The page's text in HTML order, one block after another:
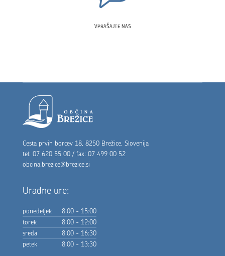
VPRAŠAJTE NAS
Noga strani
Cesta prvih borcev 18, 8250 Brežice, Slovenija
tel: 07 620 55 00 / fax: 07 499 00 52
obcina.brezice@brezice.si
Uradne ure:
ponedeljek
8:00 - 15:00
torek
8:00 - 12:00
sreda
8:00 - 16:30
petek
8:00 - 13:30